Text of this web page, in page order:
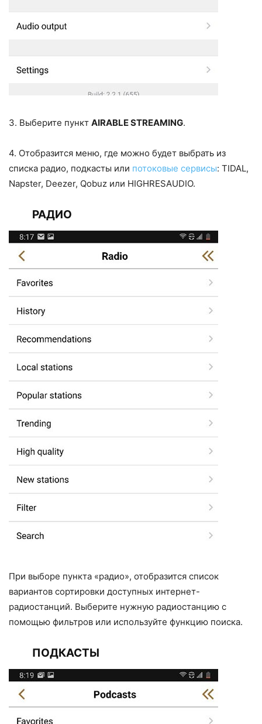
3. Выберите пункт AIRABLE STREAMING.
4. Отобразится меню, где можно будет выбрать из
списка радио, подкасты или потоковые сервисы: TIDAL,
Napster, Deezer, Qobuz или HIGHRESAUDIO.
РАДИО
При выборе пункта «радио», отобразится список
вариантов сортировки доступных интернет-
радиостанций. Выберите нужную радиостанцию с
помощью фильтров или используйте функцию поиска.
ПОДКАСТЫ